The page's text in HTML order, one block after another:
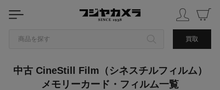
商品を探す 買取
カテゴリから探す
中古 CineStill Film（シネスチルフィルム）
メモリーカード・フィルム一覧